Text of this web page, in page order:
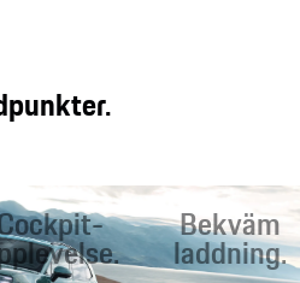
Bekväm
laddning.